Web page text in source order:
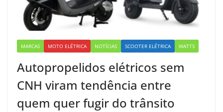
MARCAS MOTO ELÉTRICA NOTÍCIAS SCOOTER ELÉTRICA WATTS
Autopropelidos elétricos sem
CNH viram tendência entre
quem quer fugir do trânsito